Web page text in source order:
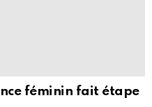
féminin fait étape